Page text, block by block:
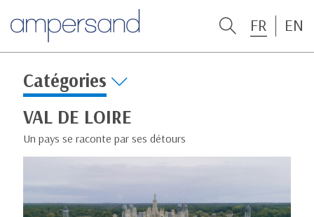
FR EN
Catégories
VAL DE LOIRE
Un pays se raconte par ses détours